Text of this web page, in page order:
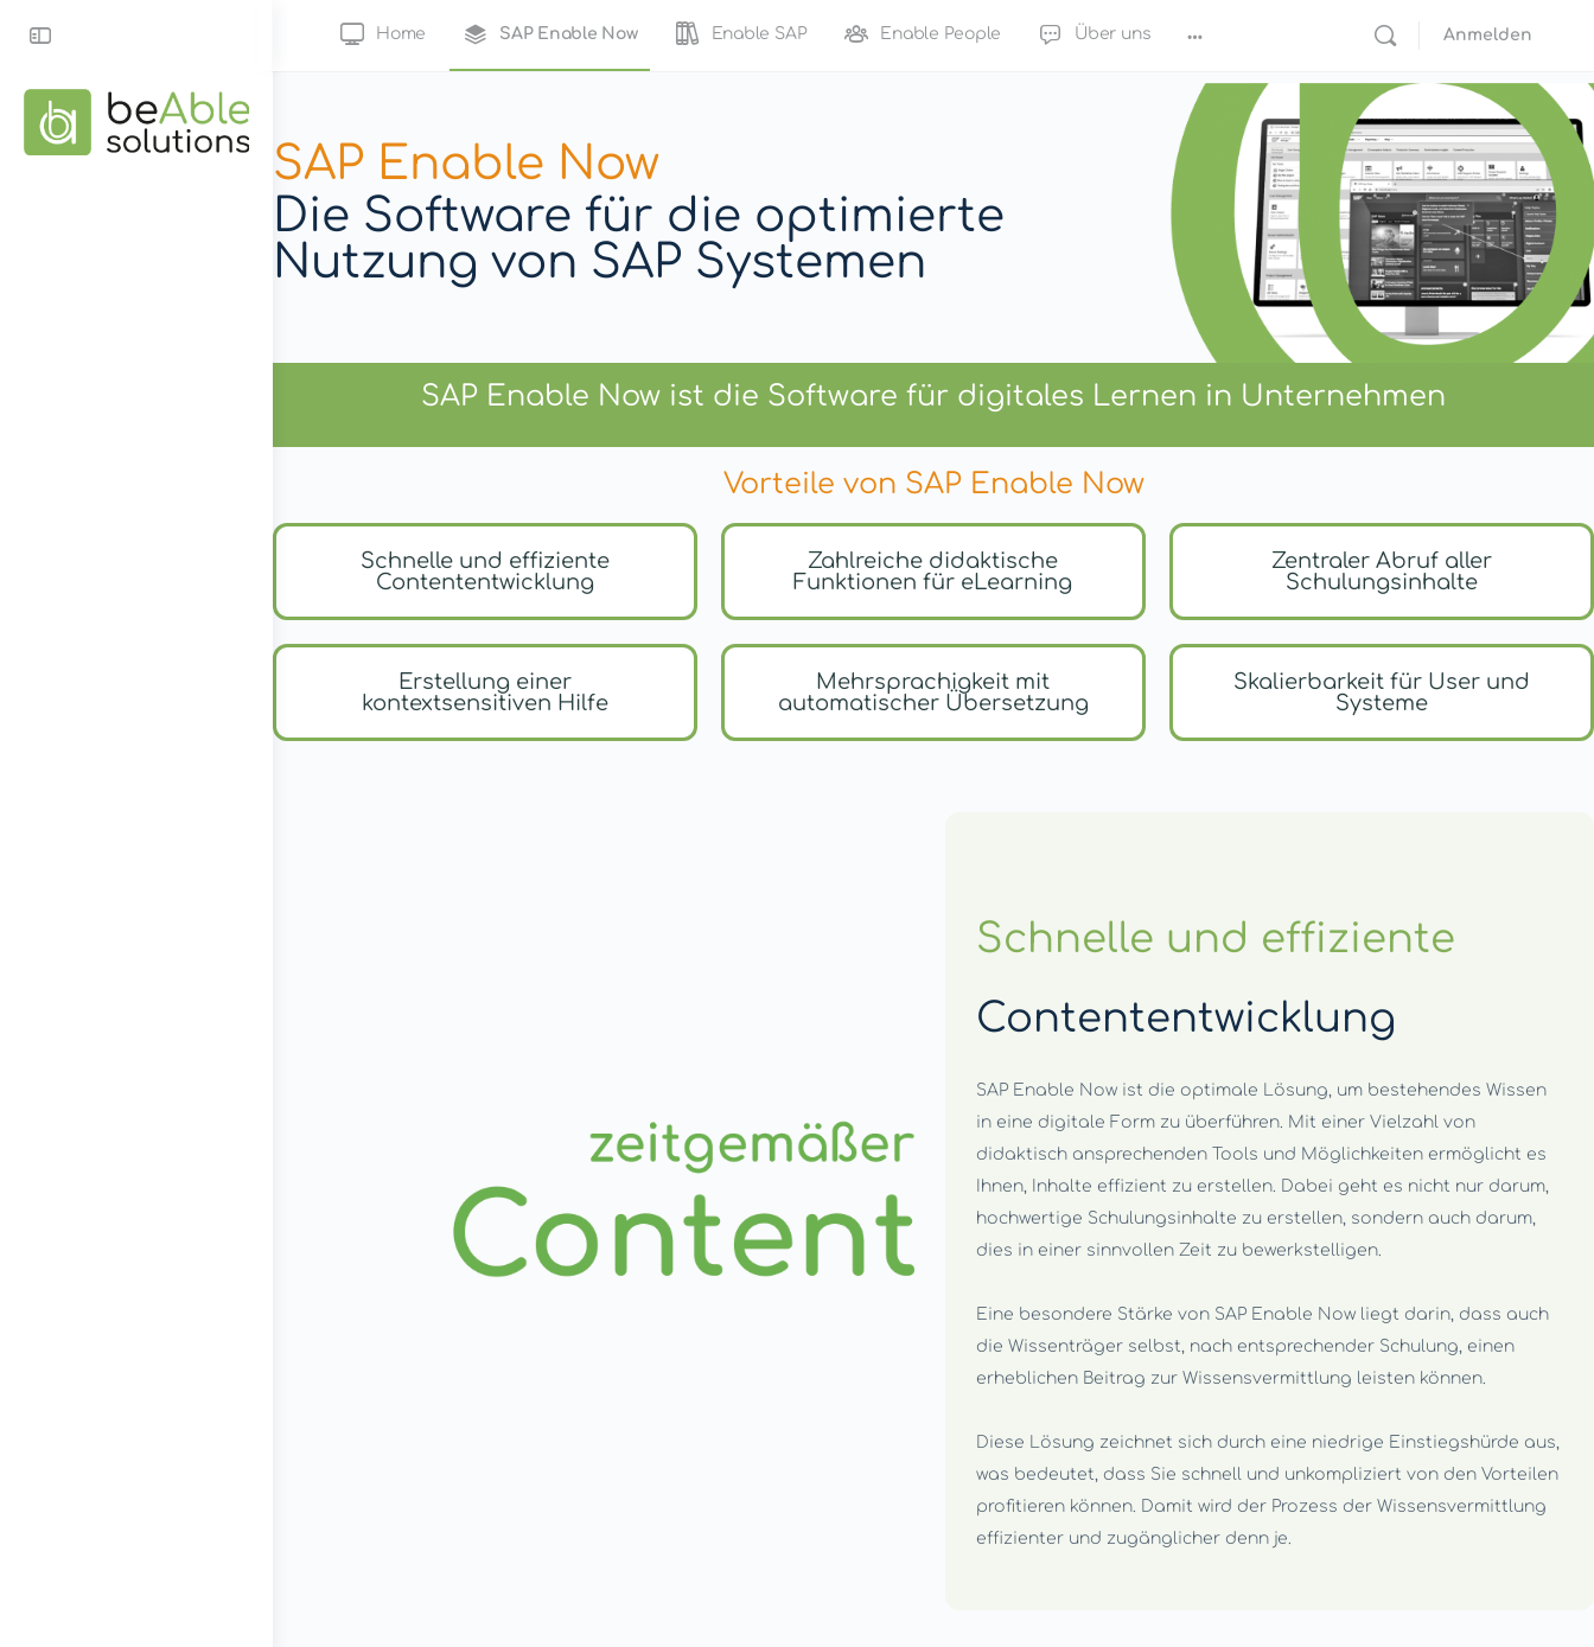
Home SAP Enable Now Enable SAP Enable People Über uns Anmelden
SAP Enable Now
Die Software für die optimierte
Nutzung von SAP Systemen
SAP Enable Now ist die Software für digitales Lernen in Unternehmen
Vorteile von SAP Enable Now
Schnelle und effiziente
Contententwicklung
Erstellung einer
kontextsensitiven Hilfe
Zahlreiche didaktische
Funktionen für eLearning
Mehrsprachigkeit mit
automatischer Übersetzung
Zentraler Abruf aller
Schulungsinhalte
Skalierbarkeit für User und
Systeme
Schnelle und effiziente
Contententwicklung
SAP Enable Now ist die optimale Lösung, um bestehendes Wissen
in eine digitale Form zu überführen. Mit einer Vielzahl von
didaktisch ansprechenden Tools und Möglichkeiten ermöglicht es
Ihnen, Inhalte effizient zu erstellen. Dabei geht es nicht nur darum,
hochwertige Schulungsinhalte zu erstellen, sondern auch darum,
dies in einer sinnvollen Zeit zu bewerkstelligen.
Eine besondere Stärke von SAP Enable Now liegt darin, dass auch
die Wissenträger selbst, nach entsprechender Schulung, einen
erheblichen Beitrag zur Wissensvermittlung leisten können.
Diese Lösung zeichnet sich durch eine niedrige Einstiegshürde aus,
was bedeutet, dass Sie schnell und unkompliziert von den Vorteilen
profitieren können. Damit wird der Prozess der Wissensvermittlung
effizienter und zugänglicher denn je.